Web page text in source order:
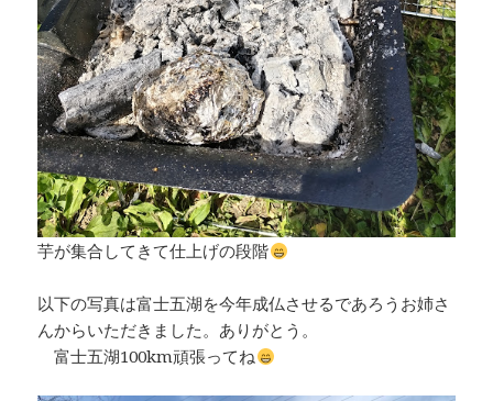
芋が集合してきて仕上げの段階
以下の写真は富士五湖を今年成仏させるであろうお姉さ
んからいただきました。ありがとう。
富士五湖100km頑張ってね